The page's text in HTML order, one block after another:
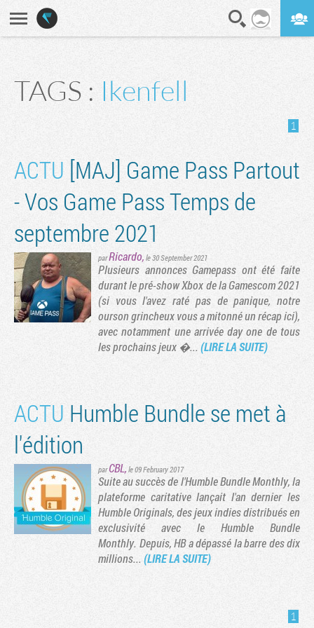
TAGS : Ikenfell
1
ACTU [MAJ] Game Pass Partout
- Vos Game Pass Temps de
septembre 2021
parRicardo, le 30 September 2021
Plusieurs annonces Gamepass ont été faite
durant le pré-show Xbox de la Gamescom 2021
(si vous l'avez raté pas de panique, notre
ourson grincheux vous a mitonné un récap ici),
avec notamment une arrivée day one de tous
les prochains jeux �... (LIRE LA SUITE)
ACTU Humble Bundle se met à
l'édition
parCBL, le 09 February 2017
Suite au succès de l'Humble Bundle Monthly, la
plateforme caritative lançait l'an dernier les
Humble Originals, des jeux indies distribués en
exclusivité avec le Humble Bundle
Monthly. Depuis, HB a dépassé la barre des dix
millions... (LIRE LA SUITE)
1
Tribune